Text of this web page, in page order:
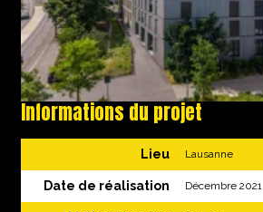
Informations du projet
Lieu Lausanne
Date de réalisation Décembre 2021